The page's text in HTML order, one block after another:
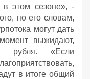
этом сезоне», -
по его словам,
могут дать
выжидают,
рубля. «Если
в итоге общий